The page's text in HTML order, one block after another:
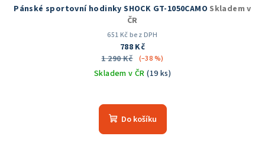
Pánské sportovní hodinky SHOCK GT-1050CAMO Skladem v
ČR
651 Kč bez DPH
788 Kč
1 290 Kč
(–38 %)
Skladem v ČR(19 ks)
hodnocení
produktu
Do košíku